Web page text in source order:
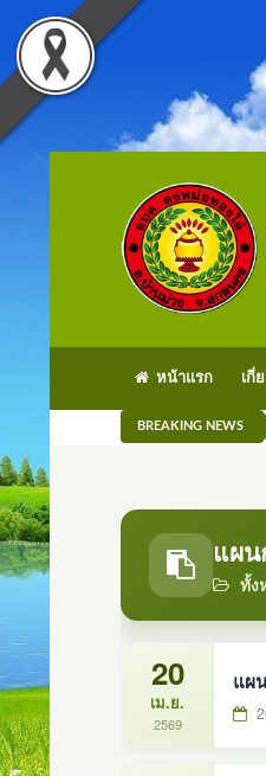
หน้าแรก เกี่
BREAKING NEWS
แผ
ทั้ง
20
เม.ย.
2569
แผ